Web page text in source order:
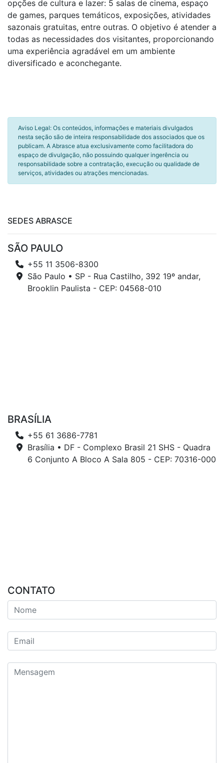
opções de cultura e lazer: 5 salas de cinema, espaço
de games, parques temáticos, exposições, atividades
sazonais gratuitas, entre outras. O objetivo é atender a
todas as necessidades dos visitantes, proporcionando
uma experiência agradável em um ambiente
diversificado e aconchegante.
Aviso Legal: Os conteúdos, informações e materiais divulgados
nesta seção são de inteira responsabilidade dos associados que os
publicam. A Abrasce atua exclusivamente como facilitadora do
espaço de divulgação, não possuindo qualquer ingerência ou
responsabilidade sobre a contratação, execução ou qualidade de
serviços, atividades ou atrações mencionadas.
SEDES ABRASCE
SÃO PAULO
+55 11 3506-8300
São Paulo • SP - Rua Castilho, 392 19º andar,
Brooklin Paulista - CEP: 04568-010
BRASÍLIA
+55 61 3686-7781
Brasília • DF - Complexo Brasil 21 SHS - Quadra
6 Conjunto A Bloco A Sala 805 - CEP: 70316-000
CONTATO